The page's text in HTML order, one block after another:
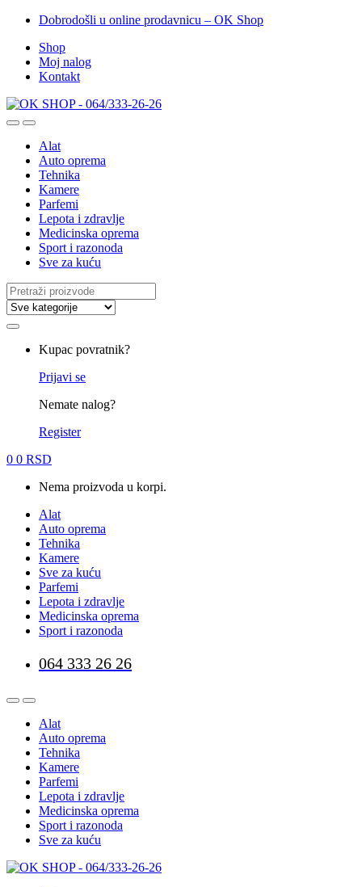
Dobrodošli u online prodavnicu – OK Shop
Shop
Moj nalog
Kontakt
Alat
Auto oprema
Tehnika
Kamere
Parfemi
Lepota i zdravlje
Medicinska oprema
Sport i razonoda
Sve za kuću
Search
for:
Kupac povratnik?
Prijavi se
Nemate nalog?
Register
0 0 RSD
Nema proizvoda u korpi.
Alat
Auto oprema
Tehnika
Kamere
Sve za kuću
Parfemi
Lepota i zdravlje
Medicinska oprema
Sport i razonoda
064 333 26 26
Alat
Auto oprema
Tehnika
Kamere
Parfemi
Lepota i zdravlje
Medicinska oprema
Sport i razonoda
Sve za kuću